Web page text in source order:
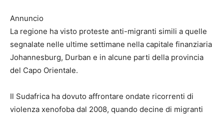
Annuncio
La regione ha visto proteste anti-migranti simili a quelle
segnalate nelle ultime settimane nella capitale finanziaria
Johannesburg, Durban e in alcune parti della provincia
del Capo Orientale.
Il Sudafrica ha dovuto affrontare ondate ricorrenti di
violenza xenofoba dal 2008, quando decine di migranti